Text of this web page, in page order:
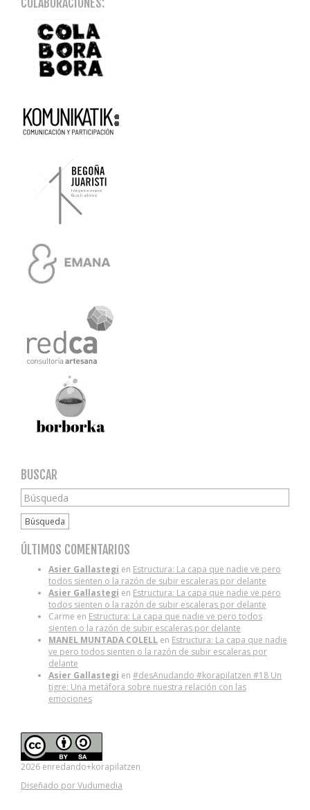
BUSCAR
Búsqueda
ÚLTIMOS COMENTARIOS
Asier Gallastegi en Estructura: La capa que nadie ve pero
todos sienten o la razón de subir escaleras por delante
Asier Gallastegi en Estructura: La capa que nadie ve pero
todos sienten o la razón de subir escaleras por delante
Carme en Estructura: La capa que nadie ve pero todos
sienten o la razón de subir escaleras por delante
MANEL MUNTADA COLELL en Estructura: La capa que nadie
ve pero todos sienten o la razón de subir escaleras por
delante
Asier Gallastegi en #desAnudando #korapilatzen #18 Un
tigre: Una metáfora sobre nuestra relación con las
emociones
2026 enredando+korapilatzen
Diseñado por Vudumedia